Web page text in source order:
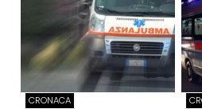
CRONACA